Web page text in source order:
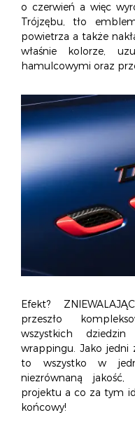
o czerwień a więc
Trójzębu, tło
powietrza a także
właśnie kolorze,
hamulcowymi oraz
Efekt?
przeszło
wszystkich
wrappingu. Jako jedni
to wszystko w
niezrównaną
projektu a co za tym
końcowy!